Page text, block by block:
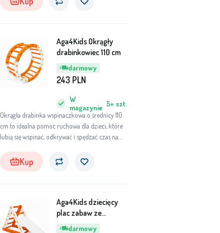
bezpiecznie huśtać się i czerpać radość z ruchu.
darmowy
Aga4Kids Okrągły
drabinkowiec 110 cm
Okrągła drabinka wspinaczkowa o średnicy 110
cm to idealna pomoc ruchowa dla dzieci, które
lubią się wspinać, odkrywać i spędzać czas na
W
magazynie 5+ szt.
243 PLN
Kup
darmowy
Aga4Kids dziecięcy
plac zabaw ze
zjeżdżalnią